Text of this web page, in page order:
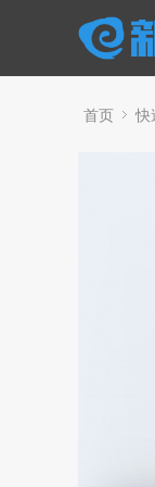
首页 快